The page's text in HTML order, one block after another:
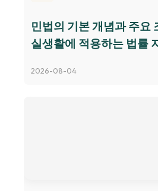
민법의 기본 개념과 주요
실생활에 적용하는 법률
2026-08-04